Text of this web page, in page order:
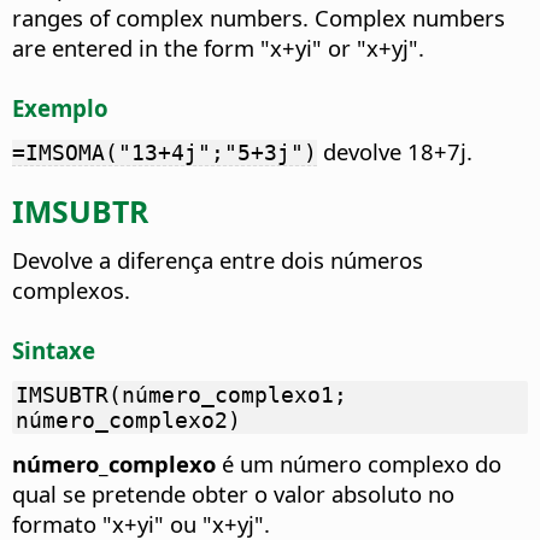
ranges of complex numbers. Complex numbers
are entered in the form "x+yi" or "x+yj".
Exemplo
=IMSOMA("13+4j";"5+3j") devolve 18+7j.
IMSUBTR
Devolve a diferença entre dois números
complexos.
Sintaxe
IMSUBTR(número_complexo1;
número_complexo2)
número_complexo é um número complexo do
qual se pretende obter o valor absoluto no
formato "x+yi" ou "x+yj".